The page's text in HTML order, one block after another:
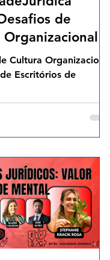
de
de Escritórios
QUI
19h31
Cultura Organizacional
Escritórios de